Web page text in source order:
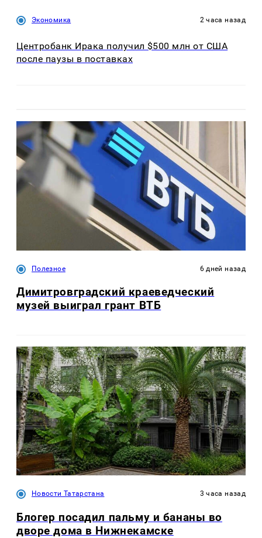
Экономика 2 часа назад
Центробанк Ирака получил $500 млн от США
после паузы в поставках
Полезное 6 дней назад
Димитровградский краеведческий
музей выиграл грант ВТБ
Новости Татарстана 3 часа назад
Блогер посадил пальму и бананы во
дворе дома в Нижнекамске